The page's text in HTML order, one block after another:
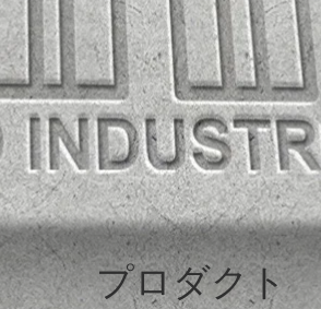
プロダクト